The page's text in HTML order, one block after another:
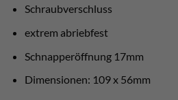
Schraubverschluss
extrem abriebfest
Schnapperöffnung 17mm
Dimensionen: 109 x 56mm